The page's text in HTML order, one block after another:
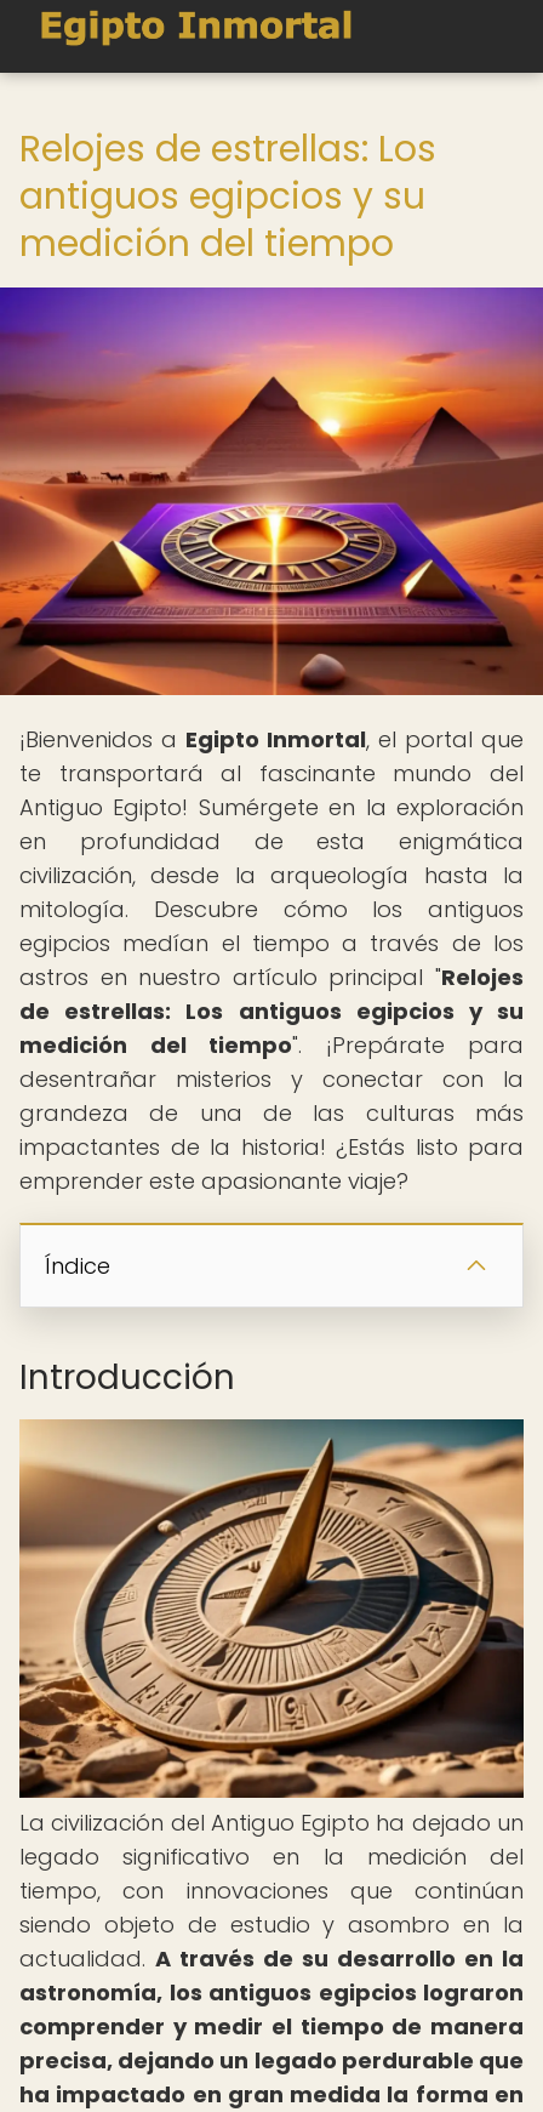
Relojes de estrellas: Los
antiguos egipcios y su
medición del tiempo
¡Bienvenidos a Egipto Inmortal, el portal que
te transportará al fascinante mundo del
Antiguo Egipto! Sumérgete en la exploración
en profundidad de esta enigmática
civilización, desde la arqueología hasta la
mitología. Descubre cómo los antiguos
egipcios medían el tiempo a través de los
astros en nuestro artículo principal "Relojes
de estrellas: Los antiguos egipcios y su
medición del tiempo". ¡Prepárate para
desentrañar misterios y conectar con la
grandeza de una de las culturas más
impactantes de la historia! ¿Estás listo para
emprender este apasionante viaje?
Índice
Introducción
La civilización del Antiguo Egipto ha dejado un
legado significativo en la medición del
tiempo, con innovaciones que continúan
siendo objeto de estudio y asombro en la
actualidad. A través de su desarrollo en la
astronomía, los antiguos egipcios lograron
comprender y medir el tiempo de manera
precisa, dejando un legado perdurable que
ha impactado en gran medida la forma en